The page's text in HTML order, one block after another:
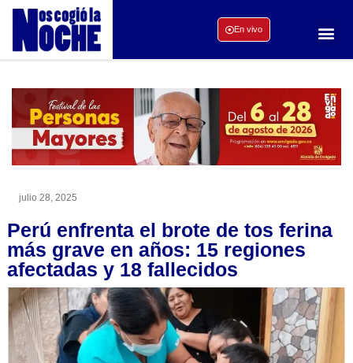
En vivo
julio 28, 2025
Perú enfrenta el brote de tos ferina
más grave en años: 15 regiones
afectadas y 18 fallecidos